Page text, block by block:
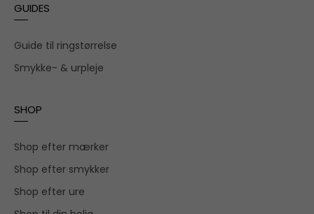
GUIDES
Guide til ringstørrelse
Smykke- & urpleje
SHOP
Shop efter mærker
Shop efter smykker
Shop efter ure